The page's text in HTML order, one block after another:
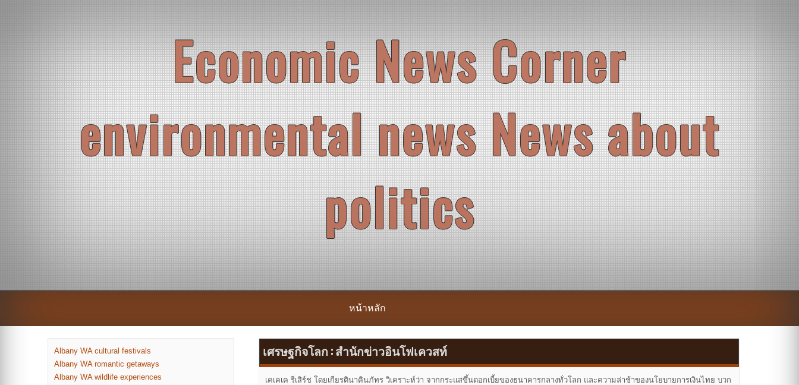
Economic News Corner
environmental news News about
politics
หน้าหลัก
เศรษฐกิจโลก : สำนักข่าวอินโฟเควสท์
เคเคเค รีเสิร์ช โดยเกียรตินาคินภัทร วิเคราะห์ว่า จากกระแสขึ้นดอกเบี้ยของธนาคารกลางทั่วโลก และความล่าช้าของนโยบายการเงินไทย บวก
Albany WA cultural festivals
Albany WA romantic getaways
Albany WA wildlife experiences